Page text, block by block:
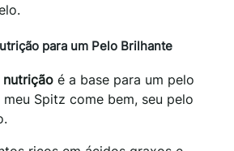
para um Pelo Brilhante
nutrição é a base para um pelo
meu Spitz come bem, seu pelo